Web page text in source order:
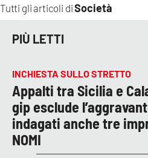
Tutti gli articoli diSocietà
PIÙ LETTI
INCHIESTA SULLO STRETTO
Appalti tra Sicilia e
gip esclude
indagati anche tre
NOMI